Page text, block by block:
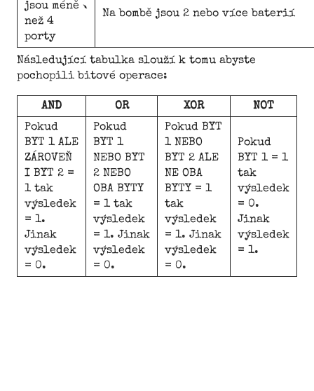
jsou méně
než 4
porty
Na bombě jsou 2 nebo více baterií
Následující tabulka slouží k tomu abyste
pochopili bitové operace:
AND OR XOR
NOT
Pokud
BYT 1 ALE
ZÁROVEŇ
I BYT 2 =
1 tak
výsledek
= 1.
Jinak
výsledek
= 0.
Pokud
BYT 1
NEBO BYT
2 NEBO
OBA BYTY
= 1 tak
výsledek
= 1. Jinak
výsledek
= 0.
Pokud BYT
1 NEBO
BYT 2 ALE
NE OBA
BYTY = 1
tak
výsledek
= 1. Jinak
výsledek
= 0.
Pokud
BYT 1 = 1
tak
výsledek
= 0.
Jinak
výsledek
= 1.